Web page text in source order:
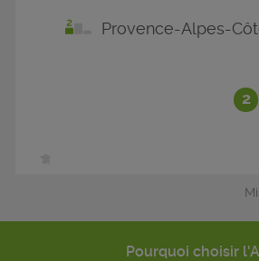
2
Provence-Alpes-
Pourquoi choisir